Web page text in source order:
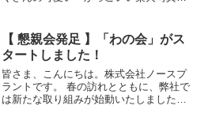
【 懇親会発足 】「わの会」がス
タートしました！
皆さま、こんにちは。株式会社ノースプ
ラントです。 春の訪れとともに、弊社で
は新たな取り組みが始動いたしました。